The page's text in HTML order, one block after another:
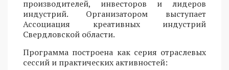
производителей, инвесторов и лидеров
индустрий. Организатором выступает
Ассоциация креативных индустрий
Свердловской области.
Программа построена как серия отраслевых
сессий и практических активностей: